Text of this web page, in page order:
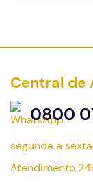
Central de
0800
segunda a
Atendimento